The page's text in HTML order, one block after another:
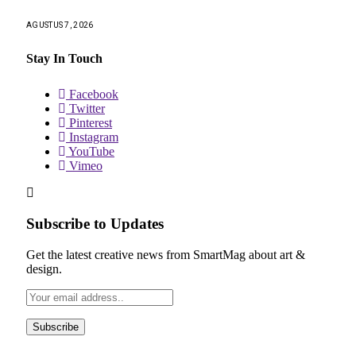
AGUSTUS 7, 2026
Stay In Touch
Facebook
Twitter
Pinterest
Instagram
YouTube
Vimeo
Subscribe to Updates
Get the latest creative news from SmartMag about art &
design.